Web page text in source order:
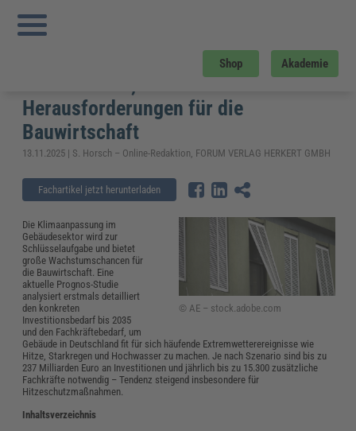
Shop Akademie
Sie sind hier:
Klimaanpassung im Gebäudesektor: Investitionen, Chancen und
Herausforderungen für die Bauwirtschaft
Klimaanpassung im Gebäudesektor:
Investitionen, Chancen und
Herausforderungen für die
Bauwirtschaft
13.11.2025 | S. Horsch – Online-Redaktion, FORUM VERLAG HERKERT GMBH
Fachartikel jetzt herunterladen
© AE – stock.adobe.com
Die Klimaanpassung im
Gebäudesektor wird zur
Schlüsselaufgabe und bietet
große Wachstumschancen für
die Bauwirtschaft. Eine
aktuelle Prognos-Studie
analysiert erstmals detailliert
den konkreten
Investitionsbedarf bis 2035
und den Fachkräftebedarf, um
Gebäude in Deutschland fit für sich häufende Extremwetterereignisse wie
Hitze, Starkregen und Hochwasser zu machen. Je nach Szenario sind bis zu
237 Milliarden Euro an Investitionen und jährlich bis zu 15.300 zusätzliche
Fachkräfte notwendig – Tendenz steigend insbesondere für
Hitzeschutzmaßnahmen.
Inhaltsverzeichnis